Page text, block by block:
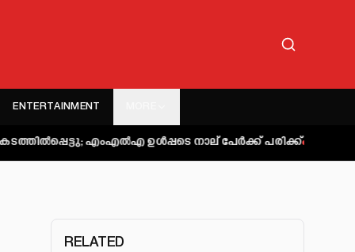
ENTERTAINMENT
എംഎല്‍എ ഉള്‍പ്പടെ നാല് പേര്‍ക്ക് പരിക്ക് കുറ്റിപ്പുറം ബസ്
RELATED